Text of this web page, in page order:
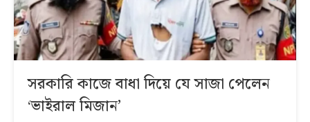
সরকারি কাজে বাধা দিয়ে যে সাজা পেলেন
‘ভাইরাল মিজান’